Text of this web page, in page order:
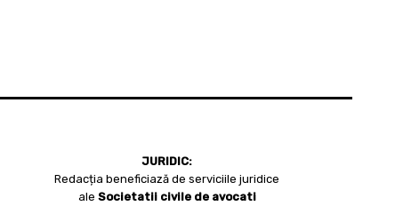
JURIDIC:
Redacția beneficiază de serviciile juridice
ale Societatii civile de avocati